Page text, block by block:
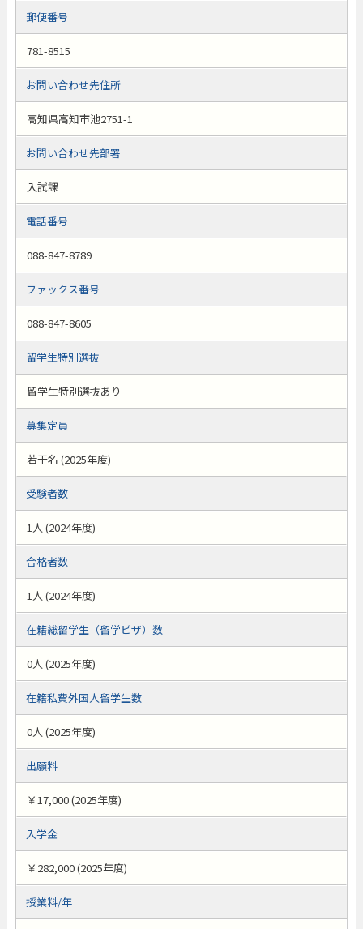
郵便番号
781-8515
お問い合わせ先住所
高知県高知市池2751-1
お問い合わせ先部署
入試課
電話番号
088-847-8789
ファックス番号
088-847-8605
留学生特別選抜
留学生特別選抜あり
募集定員
若干名 (2025年度)
受験者数
1人 (2024年度)
合格者数
1人 (2024年度)
在籍総留学生（留学ビザ）数
0人 (2025年度)
在籍私費外国人留学生数
0人 (2025年度)
出願料
￥17,000 (2025年度)
入学金
￥282,000 (2025年度)
授業料/年